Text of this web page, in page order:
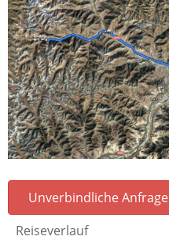
Unverbindliche Anfrage
Reiseverlauf